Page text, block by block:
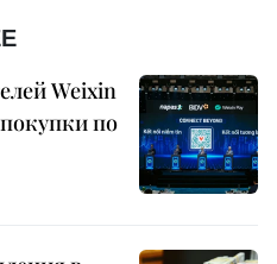
Weixin
по